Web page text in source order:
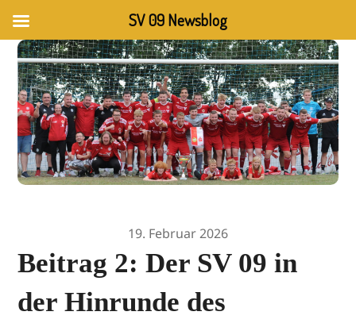
19. Februar 2026
Beitrag 2: Der SV 09 in
der Hinrunde des
SV 09 Newsblog